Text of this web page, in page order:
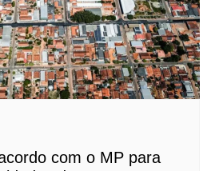
com o MP para